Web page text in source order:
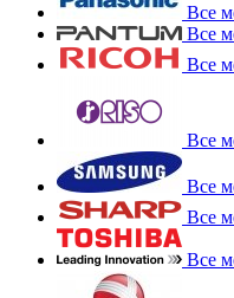
Все
Все
Все
Все
Все
Все
Все